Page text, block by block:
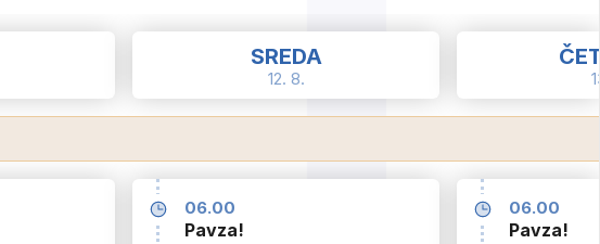
SREDA
12. 8.
06.00
Pavza!
06.00
Pavza!